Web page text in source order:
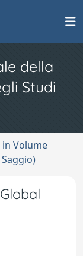
della
Studi
Volume